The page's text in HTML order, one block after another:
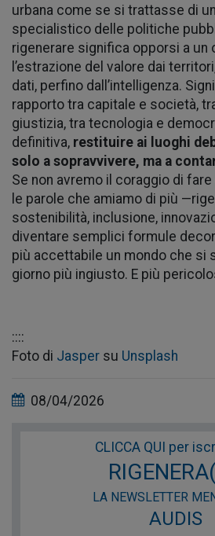
urbana come se si trattasse di
specialistico delle politiche
rigenerare significa opporsi a un
l’estrazione del valore dai
dati, perfino dall’intelligenza.
rapporto tra capitale e società,
giustizia, tra tecnologia e
definitiva, restituire ai luoghi
solo a sopravvivere, ma a
Se non avremo il coraggio di
le parole che amiamo di più
sostenibilità, inclusione,
diventare semplici formule
più accettabile un mondo che si
giorno più ingiusto. E più
::::
Foto di Jasper su Unsplash
08/04/2026
CLICCA QUI per
LA NEWSLETTER
AUDIS